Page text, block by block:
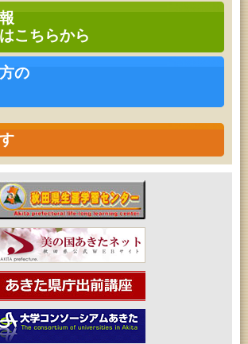
こちらから
の
・成人教育「不思議アートのぞき箱ワ
」
日 (秋田市)
・成人教育「不思議アートのぞき箱ワ
」
日 (秋田市)
名雄一郎オルガンレクチャーコンサー
日 (秋田市)
文書解読講座」
日 (秋田市)
作ってあそぼう工作会『レインボース
作ろう！」
日 (秋田市)
パンダのえほん修理屋さん」
日 (秋田市)
青少年教育「おはなしの会」
日 (秋田市)
くわく家族講座」
日 (秋田市)
セスセミナー大住」
日 (秋田市)
茨島七丁目地区高齢者学級」
日 (秋田市)